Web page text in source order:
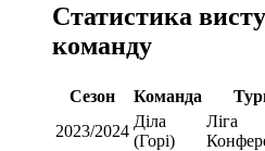
Статистика
команду
Сезон Команда
2023/2024
Діла
(Горі)
Ліга